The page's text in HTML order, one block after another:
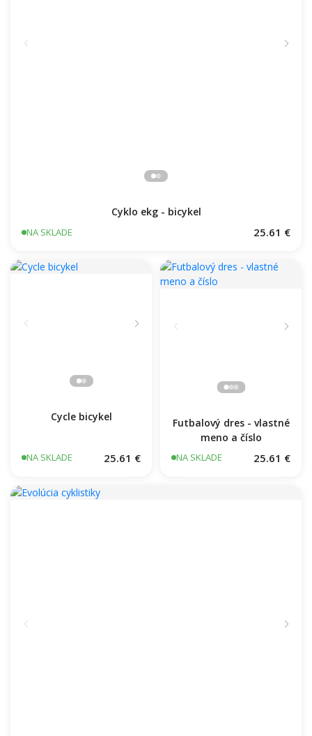
Cyklo ekg - bicykel
NA SKLADE 25.61 €
Cycle bicykel
NA SKLADE 25.61 €
Futbalový dres - vlastné
meno a číslo
NA SKLADE 25.61 €